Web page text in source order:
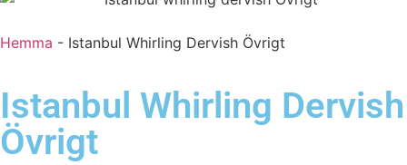
Hemma - Istanbul Whirling Dervish Övrigt
Istanbul Whirling Dervish
Övrigt